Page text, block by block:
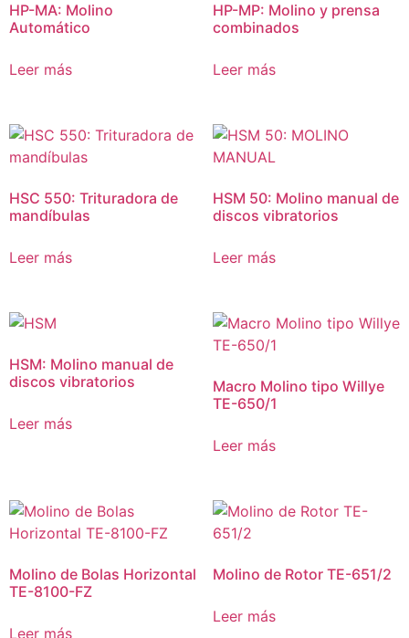
HP-MA: Molino
Automático
Leer más
HP-MP: Molino y prensa
combinados
Leer más
HSC 550: Trituradora de
mandíbulas
Leer más
HSM 50: Molino manual de
discos vibratorios
Leer más
HSM: Molino manual de
discos vibratorios
Leer más
Macro Molino tipo Willye
TE-650/1
Leer más
Molino de Bolas Horizontal
TE-8100-FZ
Leer más
Molino de Rotor TE-651/2
Leer más